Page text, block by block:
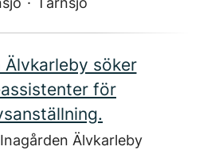
Älvkarleby söker
för
Inagården Älvkarleby